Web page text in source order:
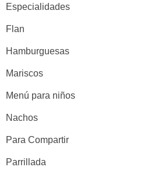
Especialidades
Flan
Hamburguesas
Mariscos
Menú para niños
Nachos
Para Compartir
Parrillada